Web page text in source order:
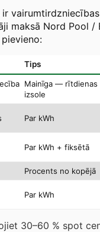
ir
maksā Nord Pool /
Tips
Mainīga — rītdienas
izsole
Par kWh
Par kWh + fiksētā
Procents no kopējā
Par kWh
30–60 % spot